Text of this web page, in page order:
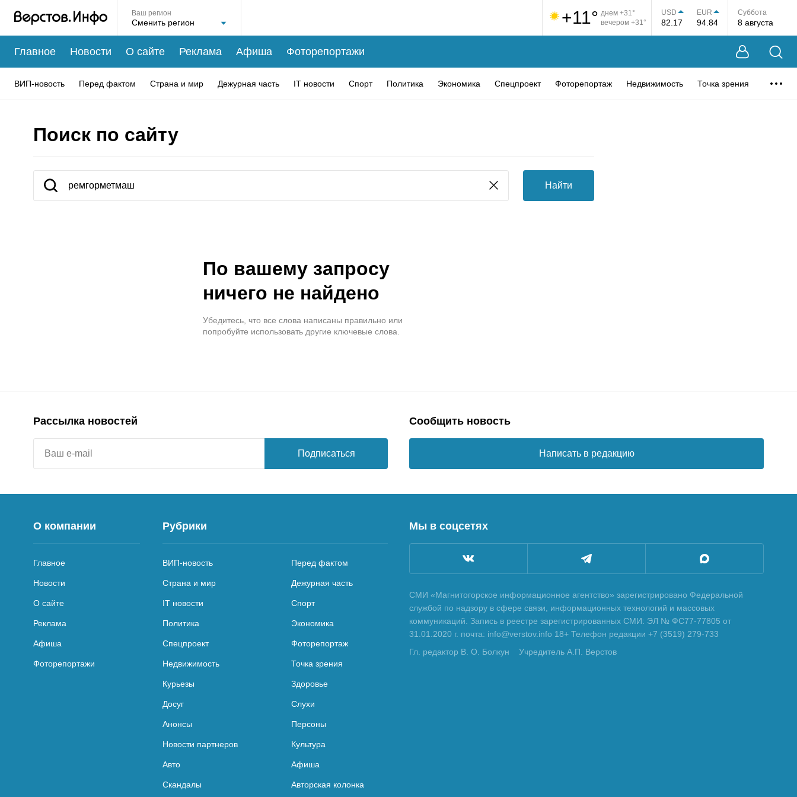
Ваш регион +11° днем +31°
вечером +31°
USD
82.17
EUR
94.84
Суббота
8 августа
Главное Новости О сайте Реклама Афиша Фоторепортажи
ВИП-новость Перед фактом Страна и мир Дежурная часть IT новости Спорт Политика Экономика Спецпроект Фоторепортаж Недвижимость Точка зрения
Поиск по сайту
Найти
По вашему запросу
ничего не найдено
Убедитесь, что все слова написаны правильно или
попробуйте использовать другие ключевые слова.
Рассылка новостей
Подписаться
Сообщить новость
Написать в редакцию
О компании
Главное
Новости
О сайте
Реклама
Афиша
Фоторепортажи
Рубрики
ВИП-новость Перед фактом
Страна и мир Дежурная часть
IT новости Спорт
Политика Экономика
Спецпроект Фоторепортаж
Недвижимость Точка зрения
Курьезы Здоровье
Досуг Слухи
Анонсы Персоны
Новости партнеров Культура
Авто Афиша
Скандалы Авторская колонка
Мы в соцсетях
СМИ «Магнитогорское информационное агентство» зарегистрировано Федеральной
службой по надзору в сфере связи, информационных технологий и массовых
коммуникаций. Запись в реестре зарегистрированных СМИ: ЭЛ № ФС77-77805 от
31.01.2020 г. почта: info@verstov.info 18+ Телефон редакции +7 (3519) 279-733
Гл. редактор В. О. Болкун
Учредитель А.П. Верстов